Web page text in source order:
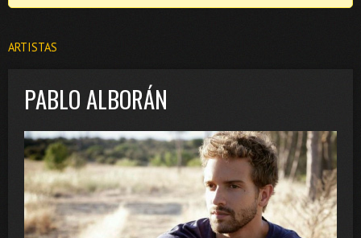
ARTISTAS
PABLO ALBORÁN